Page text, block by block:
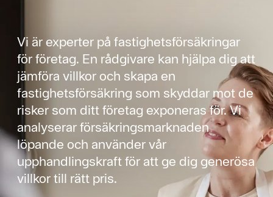
Vi är experter på fastighetsförsäkringar
för företag. En rådgivare kan hjälpa dig att
jämföra villkor och skapa en
fastighetsförsäkring som skyddar mot de
risker som ditt företag exponeras för. Vi
analyserar försäkringsmarknaden
löpande och använder vår
upphandlingskraft för att ge dig generösa
villkor till rätt pris.